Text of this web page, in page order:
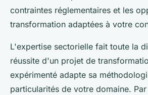
contraintes réglementaires et les
transformation adaptées à votre
L'expertise sectorielle fait toute la
réussite d'un projet de
expérimenté adapte sa
particularités de votre domaine.